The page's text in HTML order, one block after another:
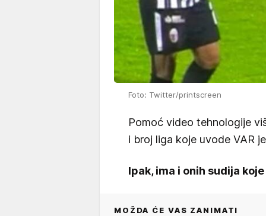
Foto: Twitter/printscreen
Pomoć video tehnologije
i broj liga koje uvode VAR
Ipak, ima i onih sudija
MOŽDA ĆE VAS ZANIMATI